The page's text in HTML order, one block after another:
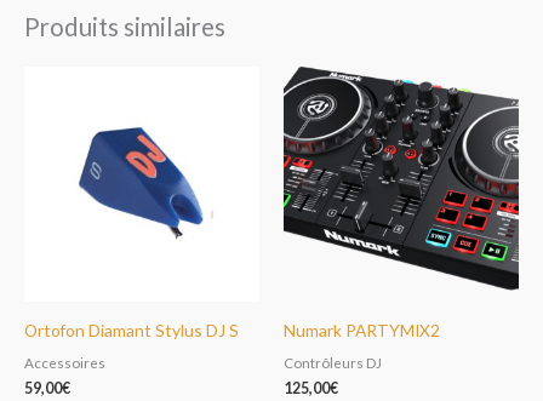
Produits similaires
Ortofon Diamant Stylus DJ S
Accessoires
59,00€
Numark PARTYMIX2
Contrôleurs DJ
125,00€